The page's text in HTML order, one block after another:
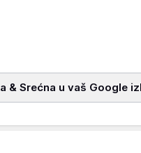
& Srećna u vaš Google